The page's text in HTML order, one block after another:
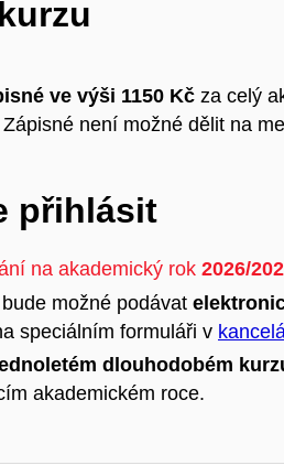
ve výši 1150 Kč za celý
není možné dělit na
přihlásit
na akademický rok 2026/
možné podávat
speciálním formuláři v
dlouhodobém
akademickém roce.